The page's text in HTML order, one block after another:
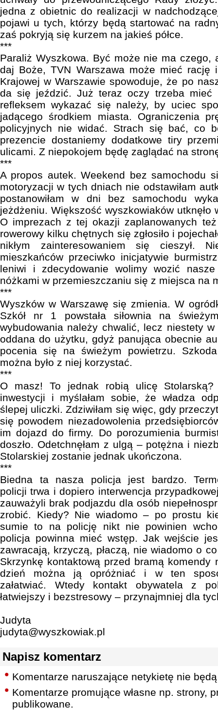
jedna z obietnic do realizacji w
pojawi u tych, którzy będą startować na
zaś pokryją się kurzem na jakieś półce.
***
Paraliż Wyszkowa. Być może nie ma
daj Boże, TVN Warszawa może mieć rację
Krajowej w Warszawie spowoduje, że po
da się jeździć. Już teraz oczy trzeba mieć
refleksem wykazać się należy, by uciec
jadącego środkiem miasta. Ograniczenia
policyjnych nie widać. Strach się bać, co
prezencie dostaniemy dodatkowe tiry
ulicami. Z niepokojem będę zaglądać na
***
A propos autek. Weekend bez samochodu
motoryzacji w tych dniach nie odstawiłam
postanowiłam w dni bez samochodu
jeżdżeniu. Większość wyszkowiaków utknęło
O imprezach z tej okazji zaplanowanych
rowerowy kilku chętnych się zgłosiło i
nikłym zainteresowaniem się cieszył.
mieszkańców przeciwko inicjatywie
leniwi i zdecydowanie wolimy wozić
nóżkami w przemieszczaniu się z miejsca na
***
Wyszków w Warszawę się zmienia. W
Szkół nr 1 powstała siłownia na
wybudowania należy chwalić, lecz niestety w
oddana do użytku, gdyż panująca obecnie
pocenia się na świeżym powietrzu.
można było z niej korzystać.
***
O masz! To jednak robią ulicę
inwestycji i myślałam sobie, że władza
ślepej uliczki. Zdziwiłam się więc, gdy
się powodem niezadowolenia
im dojazd do firmy. Do porozumienia
doszło. Odetchnęłam z ulgą – potężna i
Stolarskiej zostanie jednak ukończona.
***
Biedna ta nasza policja jest bardzo.
policji trwa i dopiero interwencja
zauważyli brak podjazdu dla osób
zrobić. Kiedy? Nie wiadomo – po prostu
sumie to na policję nikt nie powinien
policja powinna mieć wstęp. Jak wejście
zawracają, krzyczą, płaczą, nie wiadomo o
Skrzynkę kontaktową przed bramą komendy
dzień można ją opróżniać i w ten
załatwiać. Wtedy kontakt obywatela z
łatwiejszy i bezstresowy – przynajmniej dla
Judyta
judyta@wyszkowiak.pl
Napisz komentarz
Komentarze naruszające netykietę nie
Komentarze promujące własne np. strony,
publikowane.